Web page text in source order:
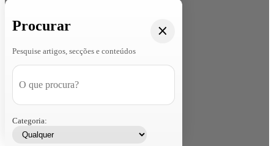
Procurar
Pesquise artigos, secções e conteúdos
Categoria: